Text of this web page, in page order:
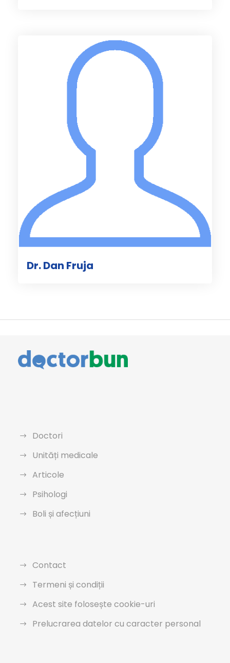
Dr. Dan Fruja
Doctori
Unități medicale
Articole
Psihologi
Boli și afecțiuni
Contact
Termeni și condiții
Acest site folosește cookie-uri
Prelucrarea datelor cu caracter personal